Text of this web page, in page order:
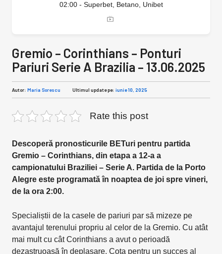
02:00 - Superbet, Betano, Unibet
Gremio – Corinthians – Ponturi
Pariuri Serie A Brazilia – 13.06.2025
Autor: Maria Sorescu Ultimul update pe: iunie 10, 2025
Rate this post
Descoperă pronosticurile BETuri pentru partida
Gremio – Corinthians, din etapa a 12-a a
campionatului Braziliei – Serie A. Partida de la Porto
Alegre este programată în noaptea de joi spre vineri,
de la ora 2:00.
Specialiștii de la casele de pariuri par să mizeze pe
avantajul terenului propriu al celor de la Gremio. Cu atât
mai mult cu cât Corinthians a avut o perioadă
dezastruoasă în deplasare. Cota pentru un succes al